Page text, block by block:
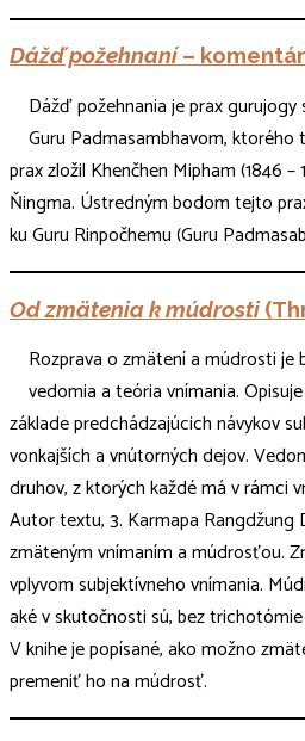
Dážď požehnaní–
Dážď požehnania je prax gurujogy
Guru Padmasambhavom, ktorého
prax zložil Khenčhen Mipham (1846
Ňingma. Ústredným bodom tejto
ku Guru Rinpočhemu (Guru
Od zmätenia k múdrosti
Rozprava o zmätení a múdrosti je
vedomia a teória vnímania.
základe predchádzajúcich návykov
vonkajších a vnútorných dejov.
druhov, z ktorých každé má v rámci
Autor textu, 3. Karmapa Rangdžung
zmäteným vnímaním a múdrosťou.
vplyvom subjektívneho vnímania.
aké v skutočnosti sú, bez
V knihe je popísané, ako možno
premeniť ho na múdrosť.